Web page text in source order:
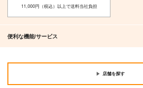
真面目な課長がえろす
902円（税込）
思春期お坊ちゃんと万
イースト・プレス
902円（税込）
11,000円（税込）以上で送料当社負担
便利な機能/サービス
店舗を探す